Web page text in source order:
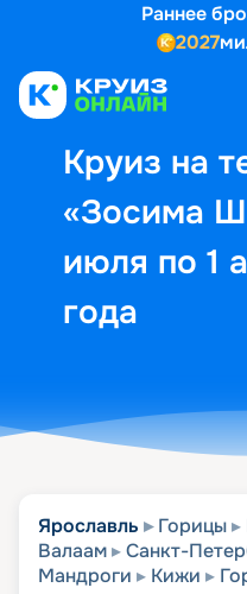
Раннее
2027
Круиз на
«Зосима
июля по 1
года
Ярославль Горицы
Валаам
Санкт-
Мандроги
Кижи